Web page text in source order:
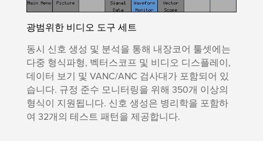
광범위한 비디오 도구 세트
동시 신호 생성 및 분석을 통해 내장코어 툴셋에는
다중 형식파형, 벡터스코프 및 비디오 디스플레이,
데이터 보기 및 VANC/ANC 검사대가 포함되어 있
습니다. 규정 준수 모니터링을 위해 350개 이상의
형식이 지원됩니다. 신호 생성은 병리학을 포함하
여 32개의 테스트 패턴을 제공합니다.